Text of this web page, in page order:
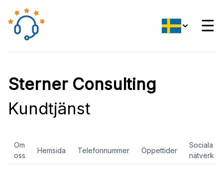
☰
Sterner Consulting
Kundtjänst
Om
oss
Hemsida Telefonnummer Öppettider
Sociala
nätverk